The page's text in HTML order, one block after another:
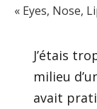
« Eyes, Nose,
J’étais
milieu
avait